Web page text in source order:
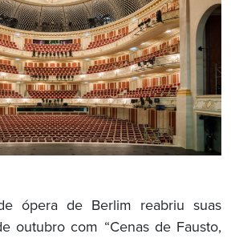
ópera de Berlim reabriu suas
outubro com “Cenas de Fausto,